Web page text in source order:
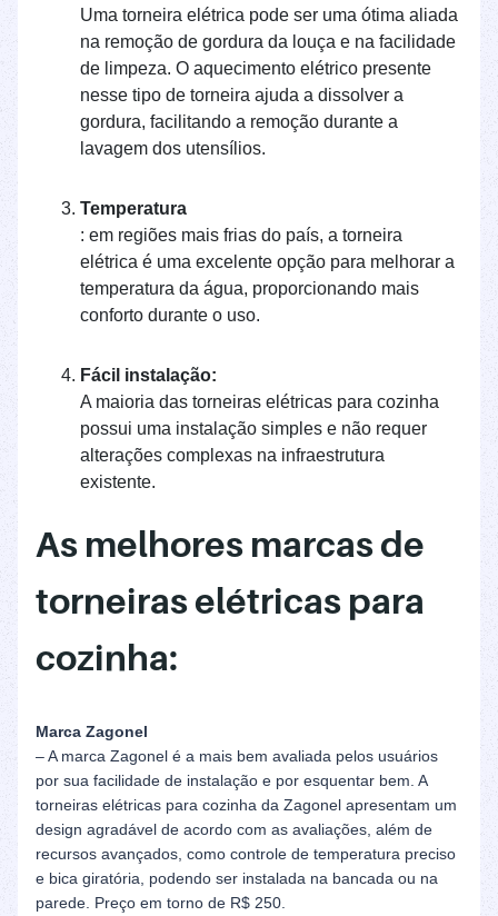
Uma torneira elétrica pode ser uma ótima aliada
na remoção de gordura da louça e na facilidade
de limpeza. O aquecimento elétrico presente
nesse tipo de torneira ajuda a dissolver a
gordura, facilitando a remoção durante a
lavagem dos utensílios.
Temperatura
: em regiões mais frias do país, a torneira
elétrica é uma excelente opção para melhorar a
temperatura da água, proporcionando mais
conforto durante o uso.
Fácil instalação:
A maioria das torneiras elétricas para cozinha
possui uma instalação simples e não requer
alterações complexas na infraestrutura
existente.
As melhores marcas de
torneiras elétricas para
cozinha:
Marca Zagonel
– A marca Zagonel é a mais bem avaliada pelos usuários
por sua facilidade de instalação e por esquentar bem. A
torneiras elétricas para cozinha da Zagonel apresentam um
design agradável de acordo com as avaliações, além de
recursos avançados, como controle de temperatura preciso
e bica giratória, podendo ser instalada na bancada ou na
parede. Preço em torno de R$ 250.